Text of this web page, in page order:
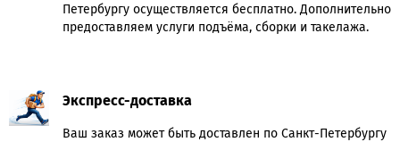
Петербургу осуществляется бесплатно. Дополнительно
предоставляем услуги подъёма, сборки и такелажа.
Экспресс-доставка
Ваш заказ может быть доставлен по Санкт-Петербургу